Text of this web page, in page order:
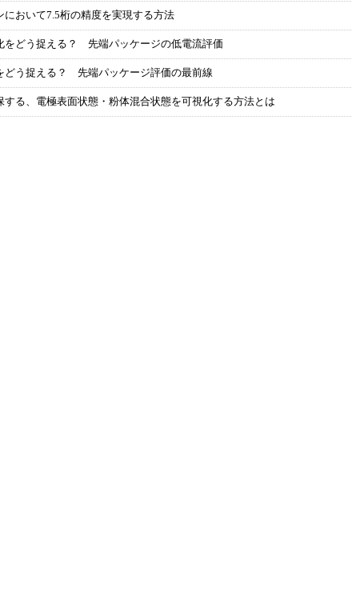
において7.5桁の精度を実現する方法
をどう捉える？ 先端パッケージの低電流評価
どう捉える？ 先端パッケージ評価の最前線
する、電極表面状態・粉体混合状態を可視化する方法とは